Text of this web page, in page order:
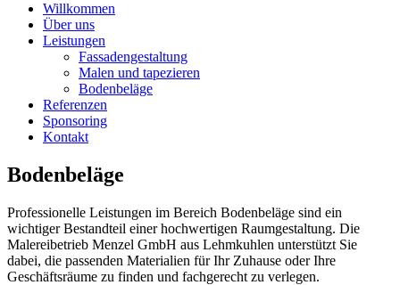
Willkommen
Über uns
Leistungen
Fassadengestaltung
Malen und tapezieren
Bodenbeläge
Referenzen
Sponsoring
Kontakt
Bodenbeläge
Professionelle Leistungen im Bereich Bodenbeläge sind ein
wichtiger Bestandteil einer hochwertigen Raumgestaltung. Die
Malereibetrieb Menzel GmbH aus Lehmkuhlen unterstützt Sie
dabei, die passenden Materialien für Ihr Zuhause oder Ihre
Geschäftsräume zu finden und fachgerecht zu verlegen.